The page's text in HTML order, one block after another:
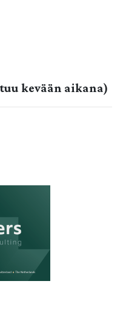
kevään aikana)